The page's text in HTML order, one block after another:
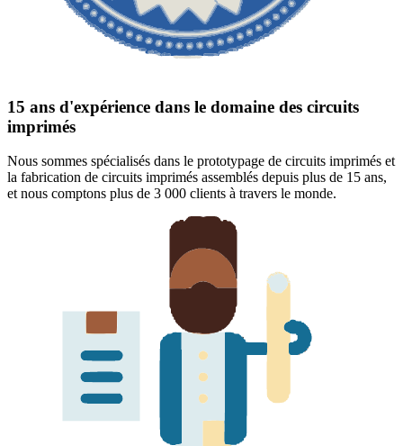
15 ans d'expérience dans le domaine des circuits
imprimés
Nous sommes spécialisés dans le prototypage de circuits imprimés et
la fabrication de circuits imprimés assemblés depuis plus de 15 ans,
et nous comptons plus de 3 000 clients à travers le monde.